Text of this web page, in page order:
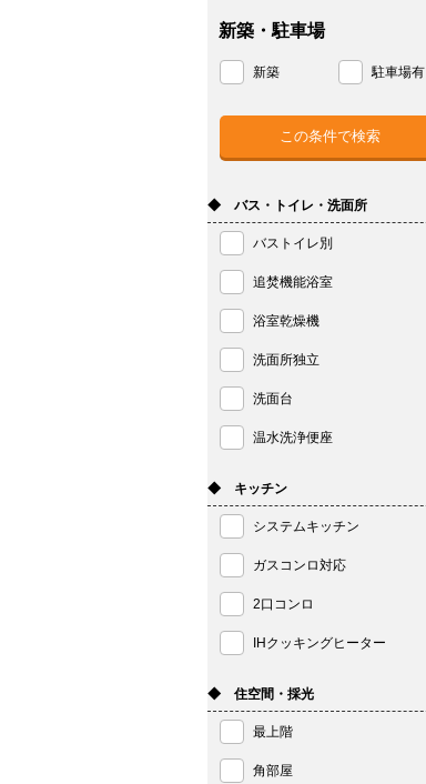
新築・駐車場
新築 駐車場有
◆ バス・トイレ・洗面所
バストイレ別
追焚機能浴室
浴室乾燥機
洗面所独立
洗面台
温水洗浄便座
◆ キッチン
システムキッチン
ガスコンロ対応
2口コンロ
IHクッキングヒーター
◆ 住空間・採光
最上階
角部屋